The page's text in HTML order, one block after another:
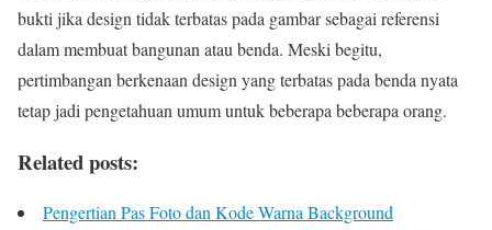
bukti jika design tidak terbatas pada gambar sebagai referensi
dalam membuat bangunan atau benda. Meski begitu,
pertimbangan berkenaan design yang terbatas pada benda nyata
tetap jadi pengetahuan umum untuk beberapa beberapa orang.
Related posts:
Pengertian Pas Foto dan Kode Warna Background